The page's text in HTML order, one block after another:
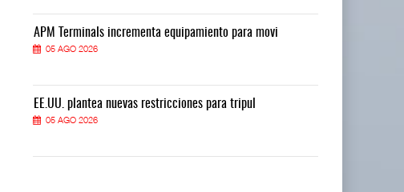
APM Terminals incrementa equipamiento para movi
05 AGO 2026
EE.UU. plantea nuevas restricciones para tripul
05 AGO 2026